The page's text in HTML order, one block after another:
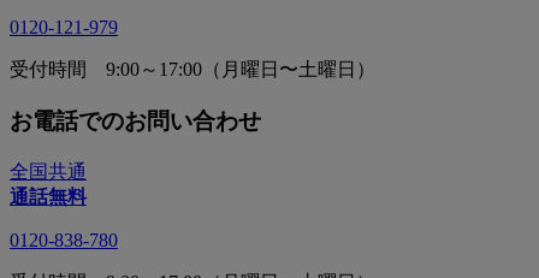
0120-121-979
受付時間 9:00～17:00（月曜日〜土曜日）
お電話でのお問い合わせ
全国共通
通話無料
0120-838-780